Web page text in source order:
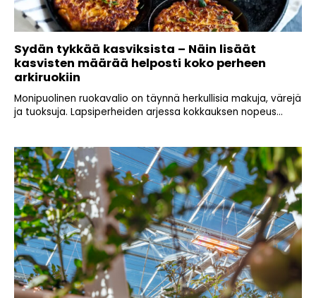
Sydän tykkää kasviksista – Näin lisäät
kasvisten määrää helposti koko perheen
arkiruokiin
Monipuolinen ruokavalio on täynnä herkullisia makuja, värejä
ja tuoksuja. Lapsiperheiden arjessa kokkauksen nopeus...